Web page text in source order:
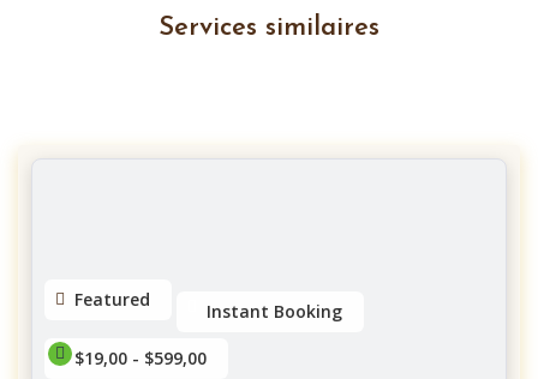
Services similaires
Featured
Instant Booking
$19,00 - $599,00